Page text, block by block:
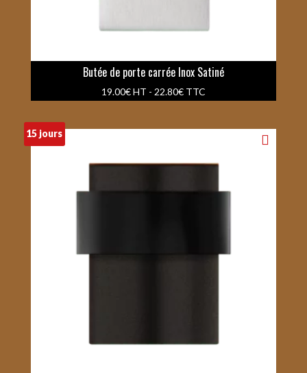
Butée de porte carrée Inox Satiné
19.00€HT - 22.80€TTC
15 jours